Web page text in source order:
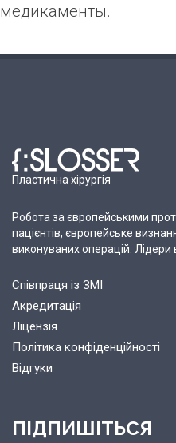
медикаменты.
Пластична хірургія
Робота за європейськими
пацієнтів, європейське
виконуваних операцій. Лідери в
Співпраця із ЗМІ
Акредитація
Ліцензія
Політика конфіденційності
Відгуки
ПІДПИШІТЬСЯ